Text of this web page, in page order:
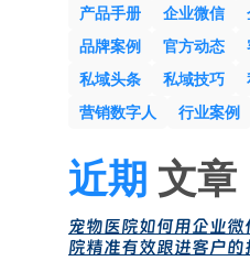
产品手册 企业微信
品牌案例
官方动态
私域头条
私域技巧
营销数字人
行业案例
近期 文章
宠物医院如何用企业
院精准有效跟进客户的